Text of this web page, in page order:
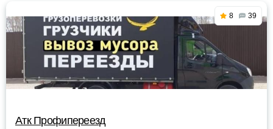
8 39
Атк Профипереезд